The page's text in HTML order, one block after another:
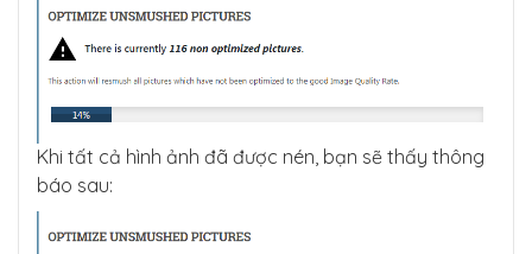
Khi tất cả hình ảnh đã được nén, bạn sẽ thấy thông
báo sau: